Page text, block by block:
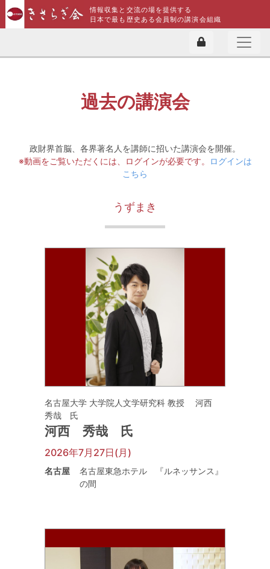
情報収集と交流の場を提供する
日本で最も歴史ある会員制の講演会組織
過去の講演会
政財界首脳、各界著名人を講師に招いた講演会を開催。
※動画をご覧いただくには、ログインが必要です。
ログインは
こちら
うずまき
名古屋大学 大学院人文学研究科 教授 河西
秀哉 氏
河西 秀哉 氏
2026年7月27日(月)
名古屋
名古屋東急ホテル 『ルネッサンス』
の間